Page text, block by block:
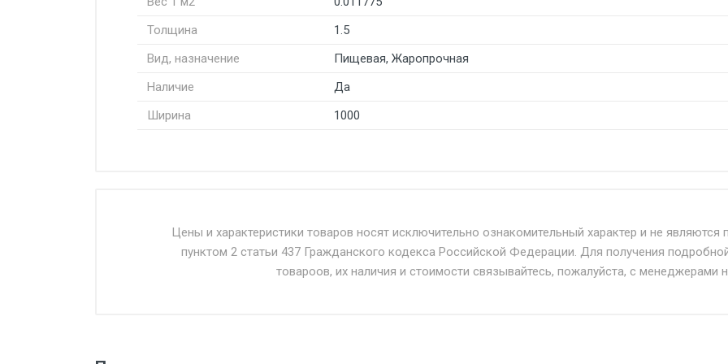
Толщина
1.5
Вид, назначение
Пищевая, Жаропрочная
Наличие
Да
Ширина
1000
Доставка осуществляется собственным и наёмным транспортом, стоимость доставки
Въезд на ТТК и Садовое кольцо + от 500.
Цены и характеристики товаров носят исключительно ознакомительный характер и не
пунктом 2 статьи 437 Гражданского кодекса Российской Федерации. Для получения
товароов, их наличия и стоимости связывайтесь, пожалуйста, с менеджерами